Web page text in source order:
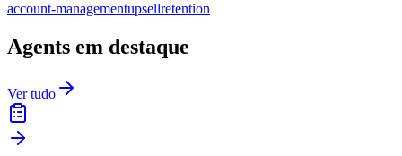
account-managementupsellretention
Agents em destaque
Ver tudo